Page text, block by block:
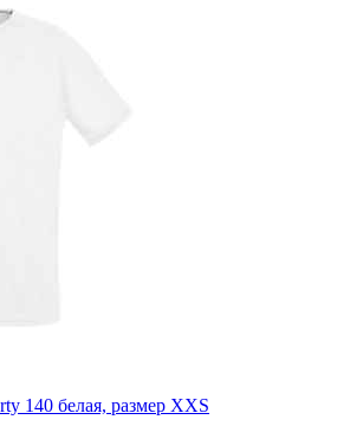
140 белая, размер XXS